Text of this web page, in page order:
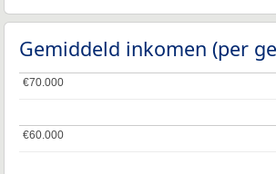
Gemiddeld inkomen (per
€60.000
€60.000
€70.000
€70.000